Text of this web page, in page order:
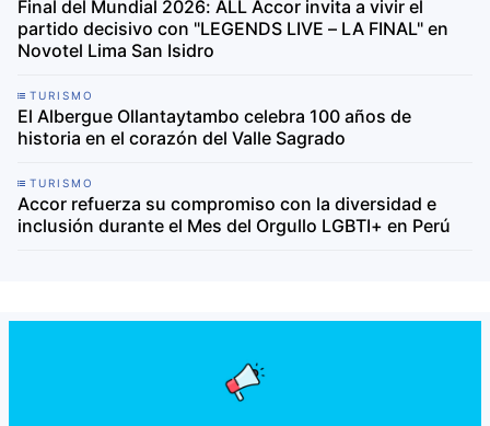
Final del Mundial 2026: ALL Accor invita a vivir el
partido decisivo con "LEGENDS LIVE – LA FINAL" en
Novotel Lima San Isidro
TURISMO
El Albergue Ollantaytambo celebra 100 años de
historia en el corazón del Valle Sagrado
TURISMO
Accor refuerza su compromiso con la diversidad e
inclusión durante el Mes del Orgullo LGBTI+ en Perú